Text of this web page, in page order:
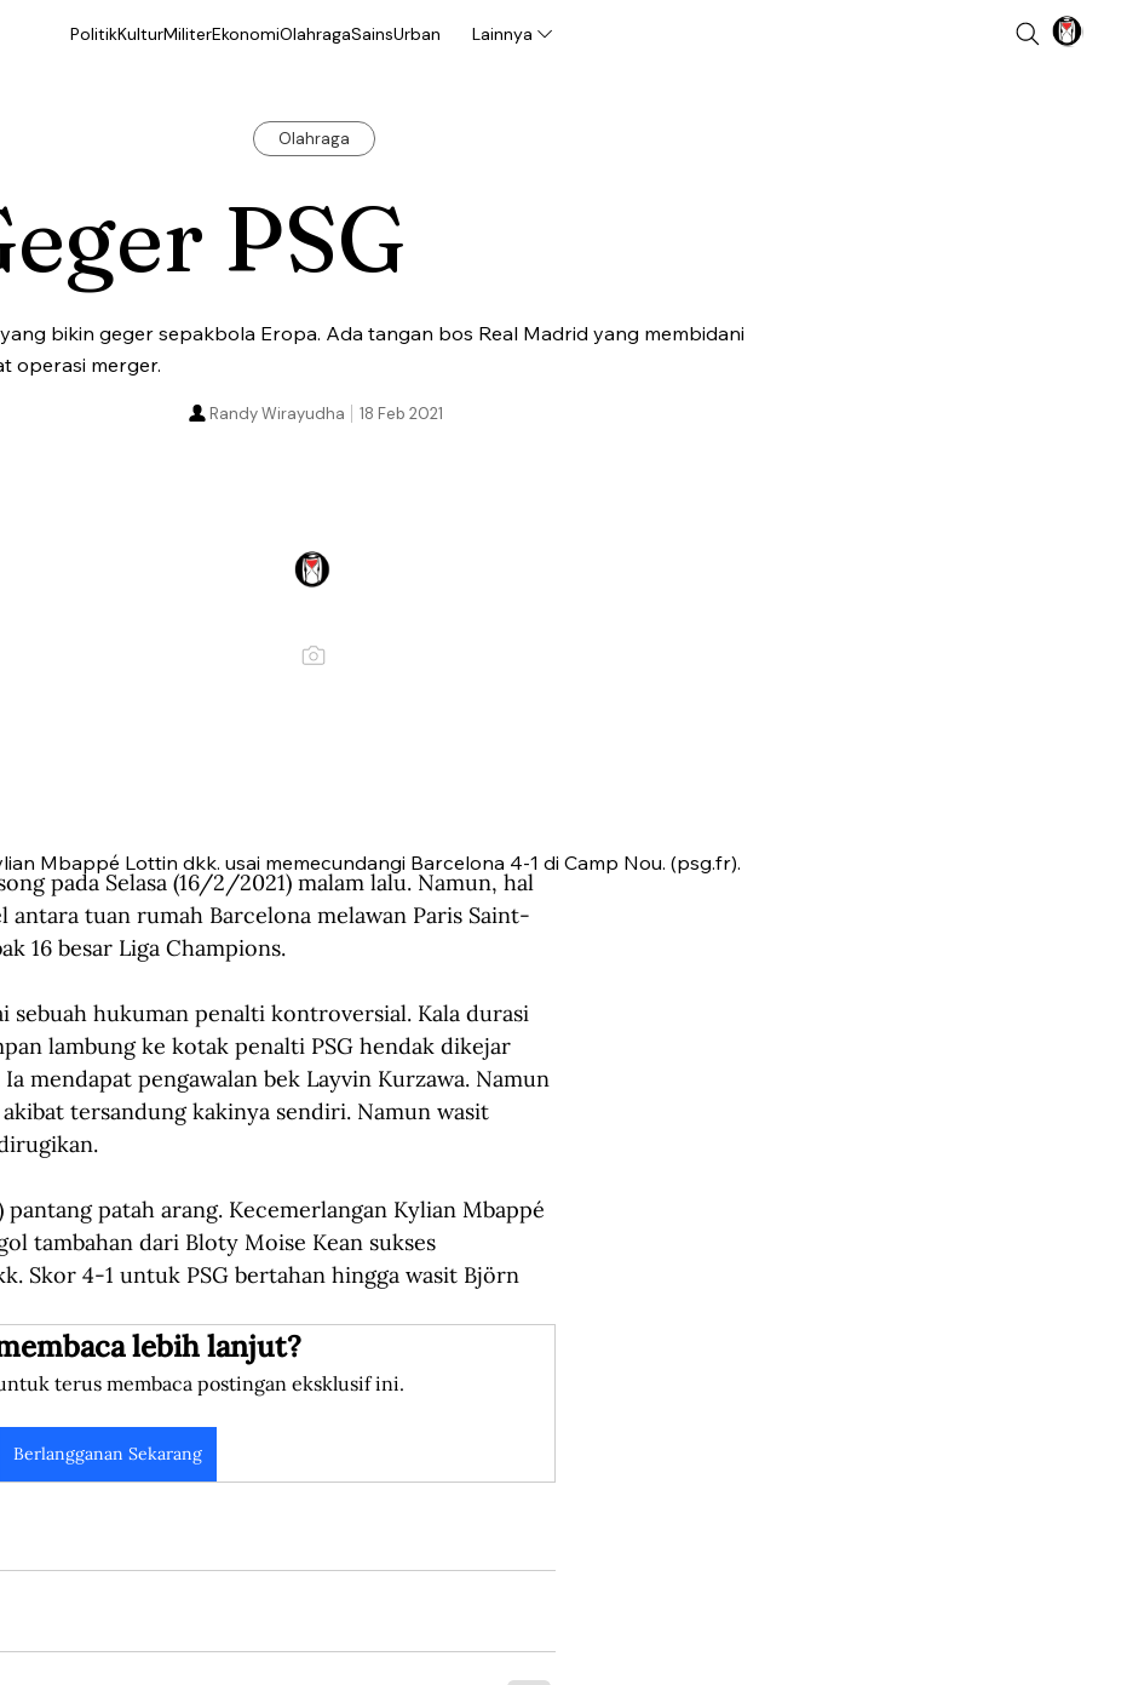
PolitikKulturMiliterEkonomiOlahragaSainsUrban Lainnya
Olahraga
PSG
bikin geger sepakbola Eropa. Ada tangan bos Real Madrid yang membidani
operasi merger.
18 Feb 2021
Randy Wirayudha
Mbappé Lottin dkk. usai memecundangi Barcelona 4-1 di Camp Nou. (psg.fr).
pada Selasa (16/2/2021) malam lalu. Namun, hal
tuan rumah Barcelona melawan Paris Saint-
16 besar Liga Champions.
sebuah hukuman penalti kontroversial. Kala durasi
lambung ke kotak penalti PSG hendak dikejar
mendapat pengawalan bek Layvin Kurzawa. Namun
tersandung kakinya sendiri. Namun wasit
patah arang. Kecemerlangan Kylian Mbappé
tambahan dari Bloty Moise Kean sukses
Skor 4-1 untuk PSG bertahan hingga wasit Björn
lebih lanjut?
terus membaca postingan eksklusif ini.
Berlangganan Sekarang